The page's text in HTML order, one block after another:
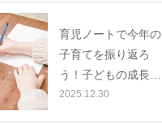
育児ノートで今年の
子育てを振り返ろ
う！子どもの成長…
2025.12.30